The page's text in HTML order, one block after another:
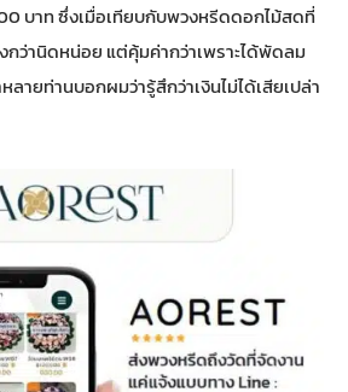
บาท ซึ่งเมื่อเทียบกับพวงหรีดดอกไม้สดที่
กว่านิดหน่อย แต่คุ้มค่ากว่าเพราะได้พัดลม
ายท่านบอกผมว่ารู้สึกว่าเงินไม่ได้เสียเปล่า